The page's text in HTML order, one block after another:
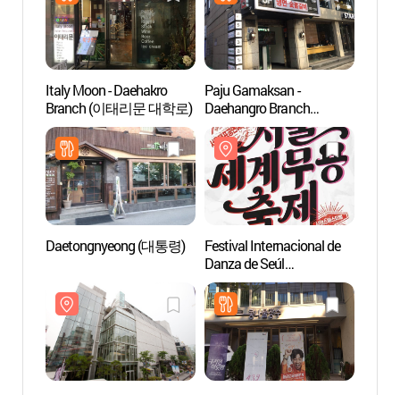
Italy Moon - Daehakro
Branch (이태리문 대학로)
Paju Gamaksan -
Daehangro Branch
(파주감악산 대학로)
Daetongnyeong (대통령)
Festival Internacional de
Danza de Seúl
(서울세계무용축제)